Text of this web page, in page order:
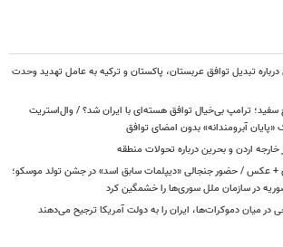
تبدیل توافق عربستان، پاکستان و ترکیه به عامل تهدید وحدت
سفید؛ ترامپ بی‌خیال توافق هسته‌ای با ایران شد؟ / وال‌استریت
«پایان آبرومندانه» بدون امضای توافق
خارجه اردن و بحرین درباره تحولات منطقه
+ عکس / حضور جنجالی «دیپلمات سابق اسد» در جشن تولد موسکو؛
در سازمان ملل سوری‌ها را خشمگین کرد
میان دموکرات‌ها، ایران را به دولت آمریکا ترجیح می‌دهند